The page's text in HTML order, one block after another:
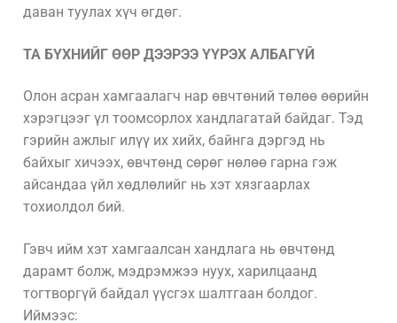
даван туулах хүч өгдөг.
ТА БҮХНИЙГ ӨӨР ДЭЭРЭЭ ҮҮРЭХ АЛБАГҮЙ
Олон асран хамгаалагч нар өвчтөний төлөө өөрийн
хэрэгцээг үл тоомсорлох хандлагатай байдаг. Тэд
гэрийн ажлыг илүү их хийх, байнга дэргэд нь
байхыг хичээх, өвчтөнд сөрөг нөлөө гарна гэж
айсандаа үйл хөдлөлийг нь хэт хязгаарлах
тохиолдол бий.
Гэвч ийм хэт хамгаалсан хандлага нь өвчтөнд
дарамт болж, мэдрэмжээ нуух, харилцаанд
тогтворгүй байдал үүсгэх шалтгаан болдог.
Иймээс: